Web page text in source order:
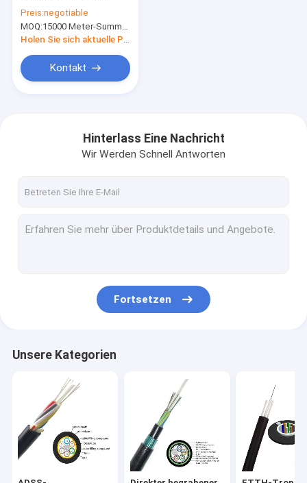
Preis:negotiable
MOQ:15000 Meter-Summe, keine Angelegenheits-Verbindungskabellänge
Holen Sie sich aktuelle Preis
Kontakt
Hinterlass Eine Nachricht
Wir Werden Schnell Antworten
Fortsetzen
Unsere Kategorien